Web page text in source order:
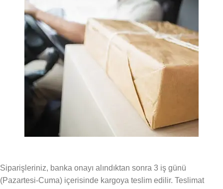
Siparişleriniz, banka onayı alındıktan sonra 3 iş günü
(Pazartesi-Cuma) içerisinde kargoya teslim edilir. Teslimat